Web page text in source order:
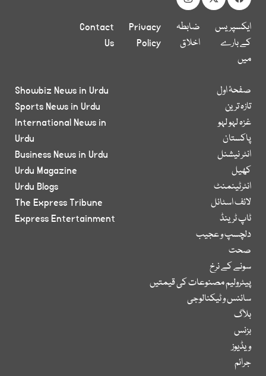
ایکسپریس
کے بارے
میں
ضابطہ
اخلاق
Privacy
Policy
Contact
Us
صفحۂ اول
تازہ ترین
غزہ لہو لہو
پاکستان
انٹر نیشنل
کھیل
انٹرٹینمنٹ
لائف اسٹائل
ٹاپ ٹرینڈ
دلچسپ و عجیب
صحت
سونے کے نرخ
پیٹرولیم مصنوعات کی قیمتیں
سائنس و ٹیکنالوجی
بلاگ
بزنس
ویڈیوز
جرائم
Showbiz News in Urdu
Sports News in Urdu
International News in
Urdu
Business News in Urdu
Urdu Magazine
Urdu Blogs
The Express Tribune
Express Entertainment